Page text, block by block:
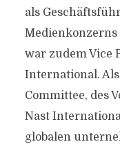
als
Medienkonzerns
war zudem Vice
International.
Committee, des
Nast
globalen